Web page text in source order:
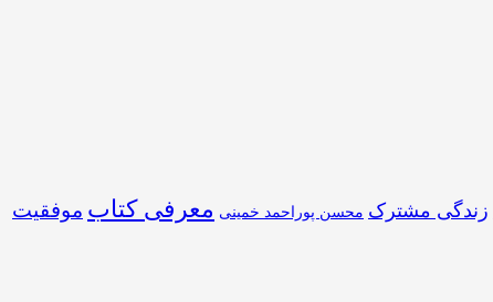
زندگی مشترک محسن پوراحمد خمینی معرفی کتاب موفقیت